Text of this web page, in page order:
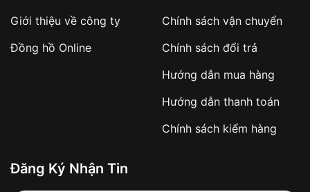
hàng
Số tiền còn lại thanh toán khi nhận hàng hoặc
✔️ Đảm bảo xử lý đơn hàng nhanh chóng
✔️ Hạn chế tình trạng hủy đơn không mong
Từ khóa SEO:
Giới thiệu về công ty
Đồng hồ Online
Chính sách vận chuyển
Chính sách đổi trả
Hướng dẫn mua hàng
Hướng dẫn thanh toán
Chính sách kiểm hàng
Đăng Ký Nhận Tin